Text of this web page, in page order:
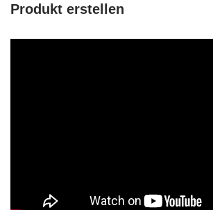
Produkt erstellen